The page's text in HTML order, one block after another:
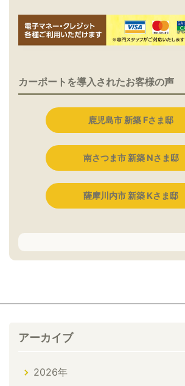
カーポートを導入されたお客様の声
鹿児島市 新築 Fさま邸
南さつま市 新築 Nさま邸
薩摩川内市 新築 Kさま邸
アーカイブ
2026年